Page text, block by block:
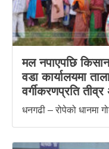
मल नपाएपछि
वडा कार्यालयमा
वर्गीकरणप्रति तीव्र
धनगढी – रोपेको धानमा